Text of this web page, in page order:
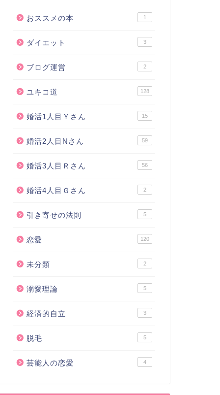
おススメの本 1
ダイエット 3
ブログ運営 2
ユキコ道 128
婚活1人目Ｙさん 15
婚活2人目Nさん 59
婚活3人目Ｒさん 56
婚活4人目Ｇさん 2
引き寄せの法則 5
恋愛 120
未分類 2
溺愛理論 5
経済的自立 3
脱毛 5
芸能人の恋愛 4